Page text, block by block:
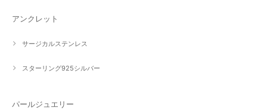
アンクレット
サージカルステンレス
スターリング925シルバー
パールジュエリー